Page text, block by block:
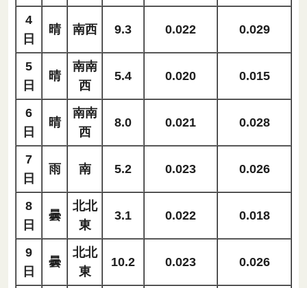
4
日
晴 南西 9.3 0.022 0.029
5
日
晴
南南
西
5.4 0.020 0.015
6
日
晴
南南
西
8.0 0.021 0.028
7
日
雨 南 5.2 0.023 0.026
8
日
曇
北北
東
3.1 0.022 0.018
9
日
曇
北北
東
10.2 0.023 0.026